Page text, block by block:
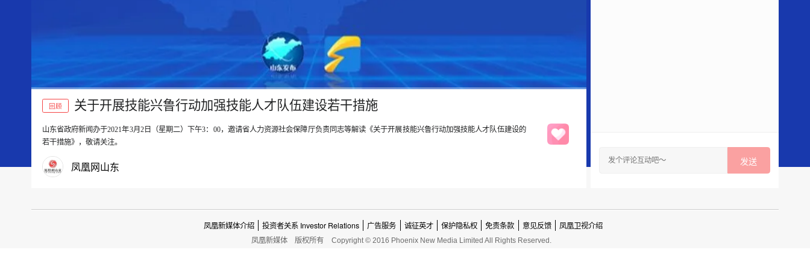
00:00
回顾 关于开展技能兴鲁行动加强技能人才队伍建设若干措施
山东省政府新闻办于2021年3月2日（星期二）下午3：00，邀请省人力资源社会保障厅负责同志等解读《关于开展技能兴鲁行动加强技能人才队伍建设的
若干措施》，敬请关注。
凤凰网山东 发送
凤凰新媒体介绍 投资者关系 Investor Relations 广告服务 诚征英才 保护隐私权 免责条款 意见反馈 凤凰卫视介绍
凤凰新媒体 版权所有 Copyright © 2016 Phoenix New Media Limited All Rights Reserved.